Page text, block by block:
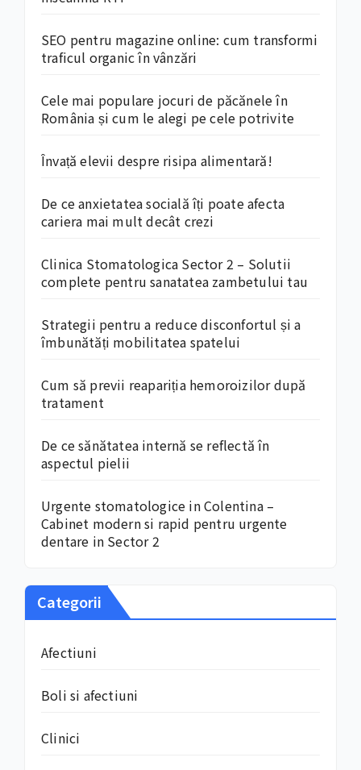
SEO pentru magazine online: cum transformi
traficul organic în vânzări
Cele mai populare jocuri de păcănele în
România și cum le alegi pe cele potrivite
Învață elevii despre risipa alimentară!
De ce anxietatea socială îți poate afecta
cariera mai mult decât crezi
Clinica Stomatologica Sector 2 – Solutii
complete pentru sanatatea zambetului tau
Strategii pentru a reduce disconfortul și a
îmbunătăți mobilitatea spatelui
Cum să previi reapariția hemoroizilor după
tratament
De ce sănătatea internă se reflectă în
aspectul pielii
Urgente stomatologice in Colentina –
Cabinet modern si rapid pentru urgente
dentare in Sector 2
Categorii
Afectiuni
Boli si afectiuni
Clinici